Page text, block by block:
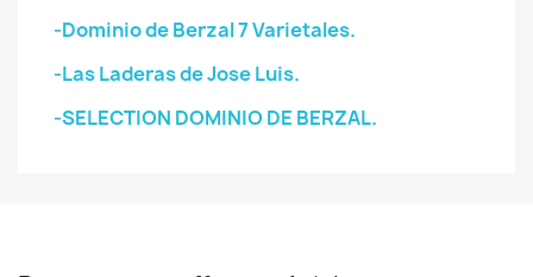
-Dominio de Berzal 7 Varietales.
-Las Laderas de Jose Luis.
-SELECTION DOMINIO DE BERZAL.